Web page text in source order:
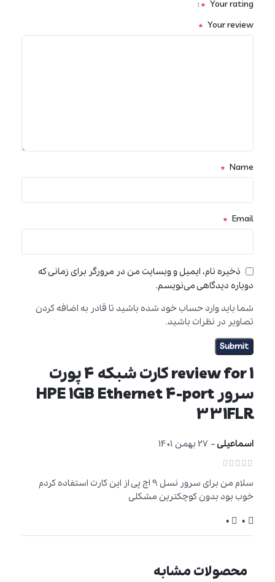
1 review for
کارت شبکه 4 پورت
سرور HPE 1GB Ethernet 4-port
331FLR
اسماعیلی– 27 بهمن 1401
سلام من برای سرور نسل 9 اچ پی از این کارت استفاده کردم
خوب بود بدون کوچکترین مشکلی
0
0
Your rating
*
Your review
*
Name
*
Email
*
ذخیره نام، ایمیل و وبسایت من در مرورگر برای زمانی که
دوباره دیدگاهی می‌نویسم.
شما باید وارد حساب خود شده باشید تا قادر به اضافه کردن
تصاویر در نظرات باشید.
محصولات مشابه